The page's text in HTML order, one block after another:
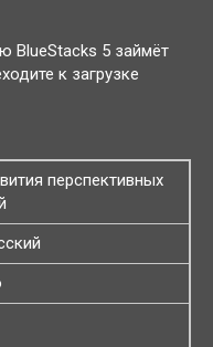
BlueStacks 5 займёт
к загрузке
перспективных